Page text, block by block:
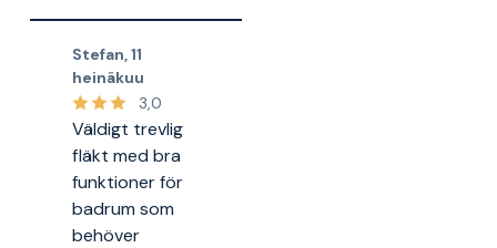
Stefan 11
heinäkuu
3,0
Väldigt trevlig
fläkt med bra
funktioner för
badrum som
behöver